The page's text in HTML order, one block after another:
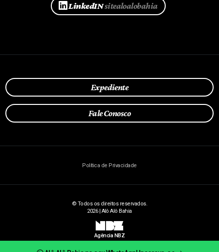
LinkedINsitealoalobahia
Expediente
Fale Conosco
Política de Privacidade
© Todos os direitos reservados.
2026 | Alô Alô Bahia
NBZ
Agência NBZ